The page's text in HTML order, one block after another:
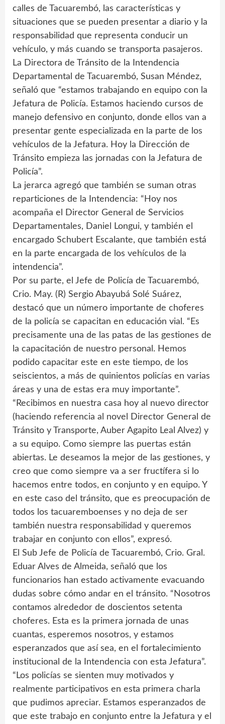
calles de Tacuarembó, las características y
situaciones que se pueden presentar a diario y la
responsabilidad que representa conducir un
vehículo, y más cuando se transporta pasajeros.
La Directora de Tránsito de la Intendencia
Departamental de Tacuarembó, Susan Méndez,
señaló que “estamos trabajando en equipo con la
Jefatura de Policía. Estamos haciendo cursos de
manejo defensivo en conjunto, donde ellos van a
presentar gente especializada en la parte de los
vehículos de la Jefatura. Hoy la Dirección de
Tránsito empieza las jornadas con la Jefatura de
Policía”.
La jerarca agregó que también se suman otras
reparticiones de la Intendencia: “Hoy nos
acompaña el Director General de Servicios
Departamentales, Daniel Longui, y también el
encargado Schubert Escalante, que también está
en la parte encargada de los vehículos de la
intendencia”.
Por su parte, el Jefe de Policía de Tacuarembó,
Crio. May. (R) Sergio Abayubá Solé Suárez,
destacó que un número importante de choferes
de la policía se capacitan en educación vial. “Es
precisamente una de las patas de las gestiones de
la capacitación de nuestro personal. Hemos
podido capacitar este en este tiempo, de los
seiscientos, a más de quinientos policías en varias
áreas y una de estas era muy importante”.
“Recibimos en nuestra casa hoy al nuevo director
(haciendo referencia al novel Director General de
Tránsito y Transporte, Auber Agapito Leal Alvez) y
a su equipo. Como siempre las puertas están
abiertas. Le deseamos la mejor de las gestiones, y
creo que como siempre va a ser fructífera si lo
hacemos entre todos, en conjunto y en equipo. Y
en este caso del tránsito, que es preocupación de
todos los tacuaremboenses y no deja de ser
también nuestra responsabilidad y queremos
trabajar en conjunto con ellos”, expresó.
El Sub Jefe de Policía de Tacuarembó, Crio. Gral.
Eduar Alves de Almeida, señaló que los
funcionarios han estado activamente evacuando
dudas sobre cómo andar en el tránsito. “Nosotros
contamos alrededor de doscientos setenta
choferes. Esta es la primera jornada de unas
cuantas, esperemos nosotros, y estamos
esperanzados que así sea, en el fortalecimiento
institucional de la Intendencia con esta Jefatura”.
“Los policías se sienten muy motivados y
realmente participativos en esta primera charla
que pudimos apreciar. Estamos esperanzados de
que este trabajo en conjunto entre la Jefatura y el